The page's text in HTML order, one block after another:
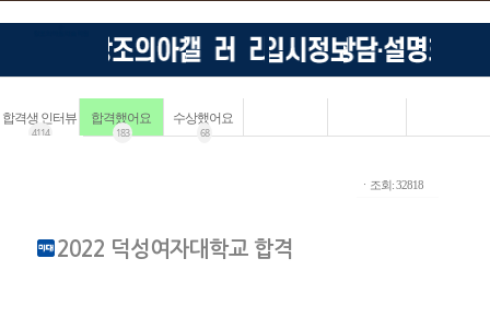
합격생 인터뷰
4114
합격했어요
183
수상했어요
68
ㆍ조회: 32818
2022 덕성여자대학교 합격